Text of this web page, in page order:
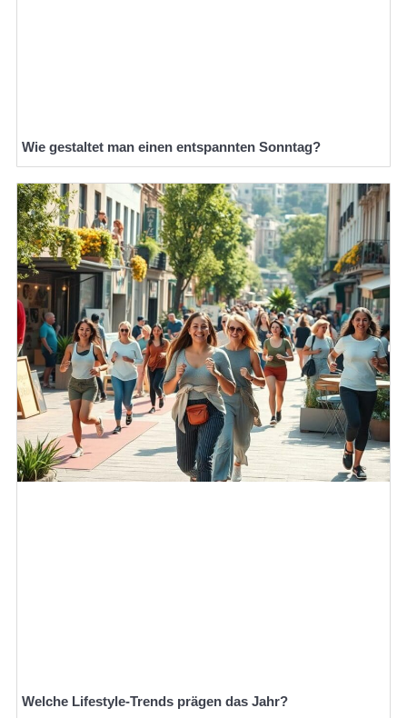
Wie gestaltet man einen entspannten Sonntag?
Welche Lifestyle-Trends prägen das Jahr?